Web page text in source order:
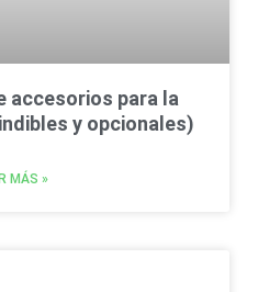
accesorios para la
y opcionales)
MÁS »